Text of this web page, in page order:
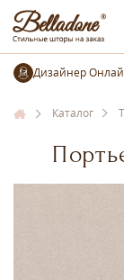
Каталог